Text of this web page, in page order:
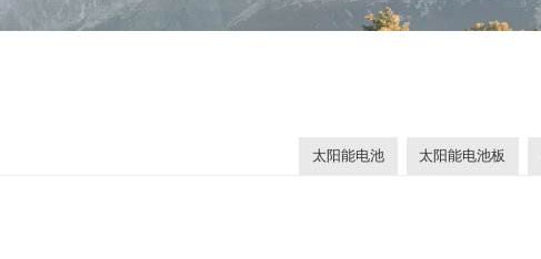
太阳能电池 太阳能电池板